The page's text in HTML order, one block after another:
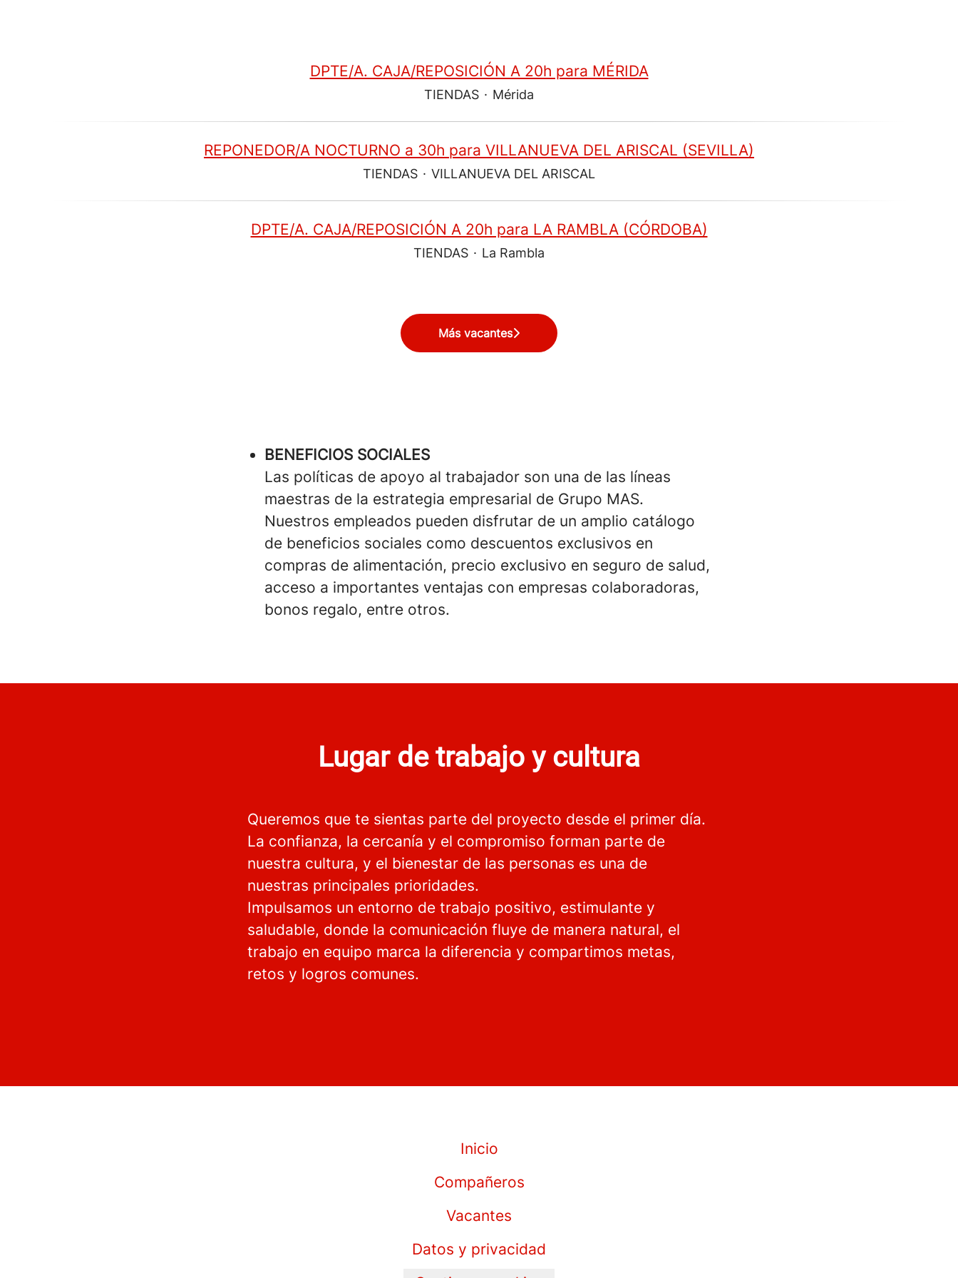
DPTE/A. CAJA/REPOSICIÓN A 20h para MÉRIDA
TIENDAS · Mérida
REPONEDOR/A NOCTURNO a 30h para VILLANUEVA DEL ARISCAL (SEVILLA)
TIENDAS · VILLANUEVA DEL ARISCAL
DPTE/A. CAJA/REPOSICIÓN A 20h para LA RAMBLA (CÓRDOBA)
TIENDAS · La Rambla
Más vacantes
BENEFICIOS SOCIALES
Las políticas de apoyo al trabajador son una de las líneas
maestras de la estrategia empresarial de Grupo MAS.
Nuestros empleados pueden disfrutar de un amplio catálogo
de beneficios sociales como descuentos exclusivos en
compras de alimentación, precio exclusivo en seguro de salud,
acceso a importantes ventajas con empresas colaboradoras,
bonos regalo, entre otros.
Lugar de trabajo y cultura
Queremos que te sientas parte del proyecto desde el primer día.
La confianza, la cercanía y el compromiso forman parte de
nuestra cultura, y el bienestar de las personas es una de
nuestras principales prioridades.
Impulsamos un entorno de trabajo positivo, estimulante y
saludable, donde la comunicación fluye de manera natural, el
trabajo en equipo marca la diferencia y compartimos metas,
retos y logros comunes.
Inicio
Compañeros
Vacantes
Datos y privacidad